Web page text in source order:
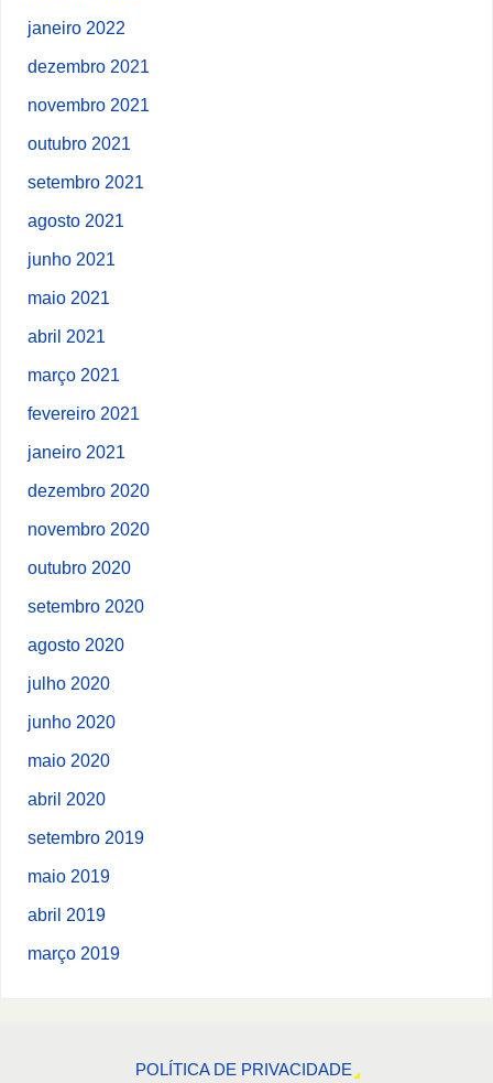
janeiro 2022
dezembro 2021
novembro 2021
outubro 2021
setembro 2021
agosto 2021
junho 2021
maio 2021
abril 2021
março 2021
fevereiro 2021
janeiro 2021
dezembro 2020
novembro 2020
outubro 2020
setembro 2020
agosto 2020
julho 2020
junho 2020
maio 2020
abril 2020
setembro 2019
maio 2019
abril 2019
março 2019
POLÍTICA DE PRIVACIDADE